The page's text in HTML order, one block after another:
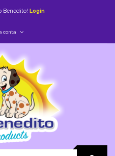
Benedito! Login
conta